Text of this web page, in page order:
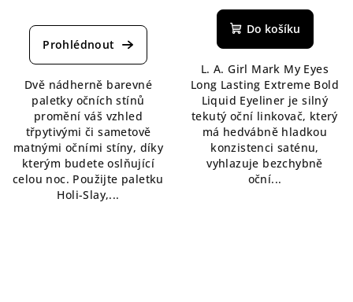
hodnocení
produktu
z
5
hvězdiček.
Dvě nádherně barevné
paletky očních stínů
promění váš vzhled
třpytivými či sametově
matnými očními stíny, díky
kterým budete oslňující
celou noc. Použijte paletku
Holi-Slay,...
hodnocení
produktu
z
5
hvězdiček.
Do košíku
L. A. Girl Mark My Eyes
Long Lasting Extreme Bold
Liquid Eyeliner je silný
tekutý oční linkovač, který
má hedvábně hladkou
konzistenci saténu,
vyhlazuje bezchybně
oční...